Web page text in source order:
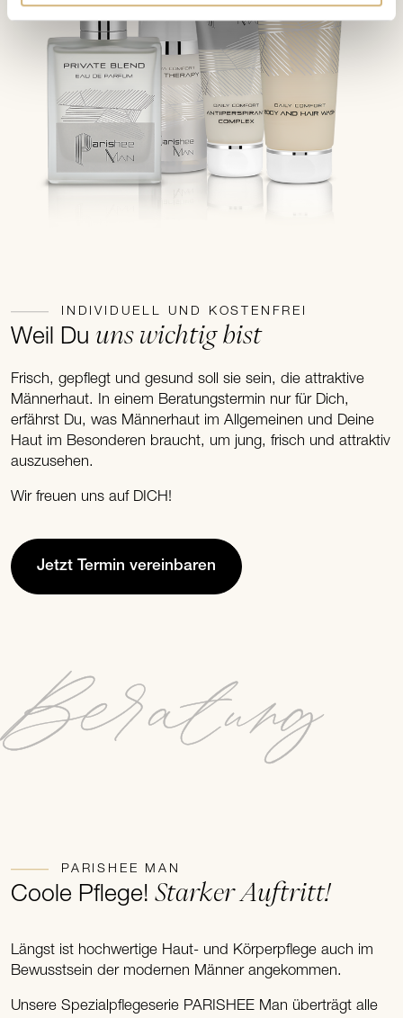
INDIVIDUELL UND KOSTENFREI
Weil Duuns wichtig bist
Frisch, gepflegt und gesund soll sie sein, die attraktive
Männerhaut. In einem Beratungstermin nur für Dich,
erfährst Du, was Männerhaut im Allgemeinen und Deine
Haut im Besonderen braucht, um jung, frisch und attraktiv
auszusehen.
Wir freuen uns auf DICH!
Jetzt Termin vereinbaren
Beratung
PARISHEE MAN
Coole Pflege!Starker Auftritt!
Längst ist hochwertige Haut- und Körperpflege auch im
Bewusstsein der modernen Männer angekommen.
Unsere Spezialpflegeserie PARISHEE Man überträgt alle